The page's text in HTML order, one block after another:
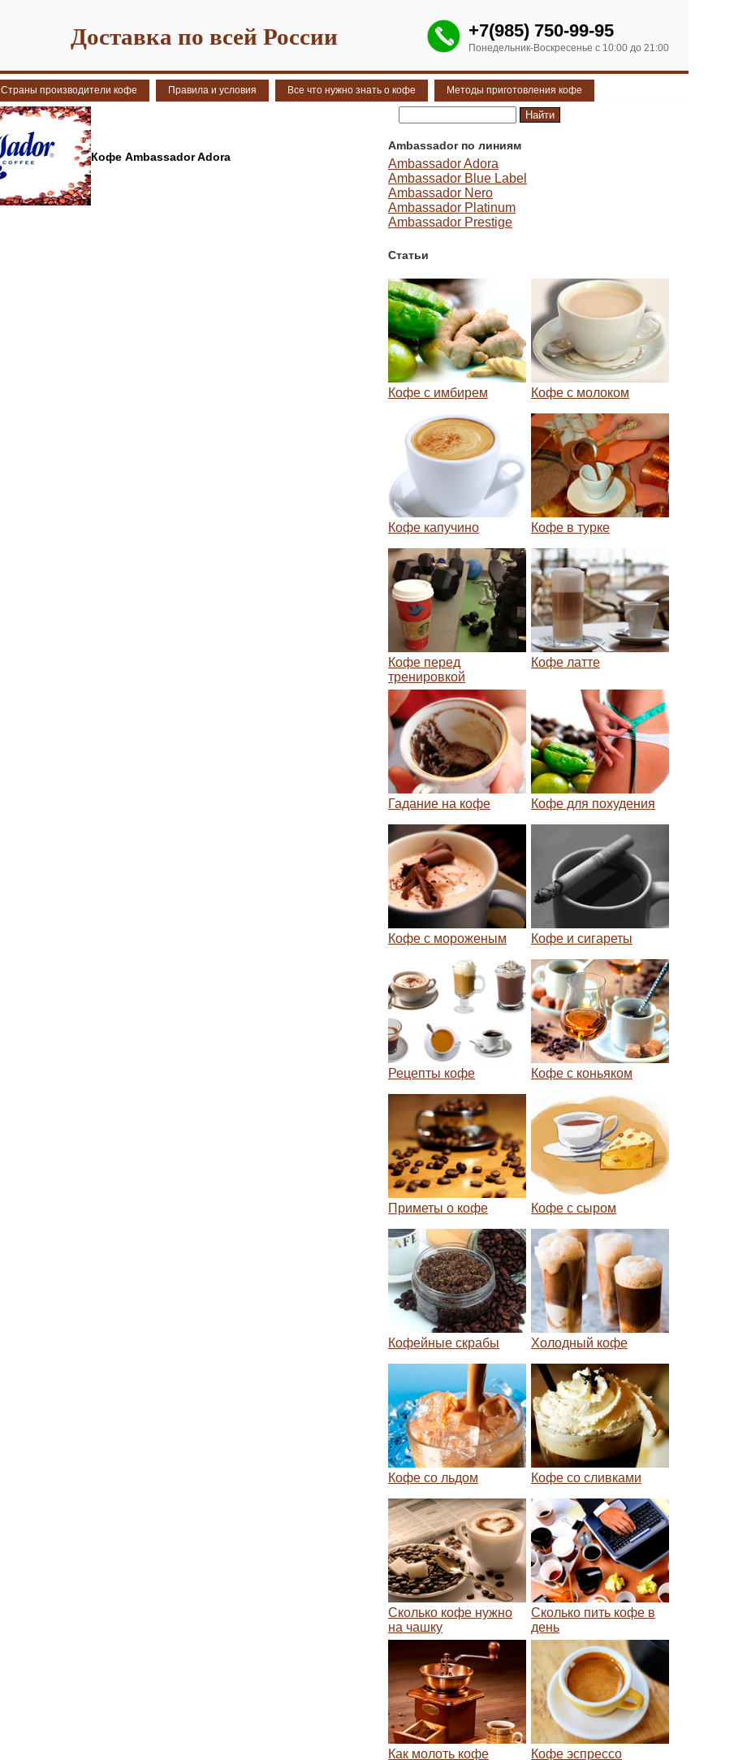
Доставка по всей России +7(985) 750-99-95
Понедельник-Воскресенье с 10:00 до 21:00
Страны производители кофе Правила и условия Все что нужно знать о кофе Методы приготовления кофе
Кофе Ambassador Adora
Ambassador по линиям
Ambassador Adora
Ambassador Blue Label
Ambassador Nero
Ambassador Platinum
Ambassador Prestige
Статьи
Кофе с имбирем Кофе с молоком
Кофе капучино Кофе в турке
Кофе перед
тренировкой
Кофе латте
Гадание на кофе Кофе для похудения
Кофе с мороженым Кофе и сигареты
Рецепты кофе Кофе с коньяком
Приметы о кофе Кофе с сыром
Кофейные скрабы Холодный кофе
Кофе со льдом Кофе со сливками
Сколько кофе нужно
на чашку
Сколько пить кофе в
день
Как молоть кофе Кофе эспрессо